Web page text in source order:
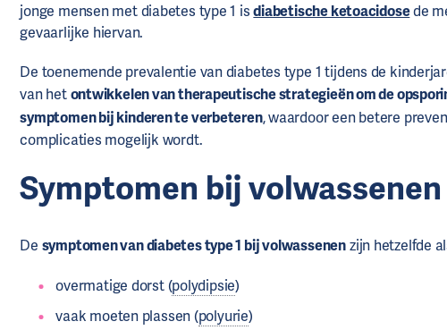
jonge mensen met diabetes type 1 isdiabetische ketoacidosede
gevaarlijke hiervan.
De toenemende prevalentie van diabetes type 1 tijdens de
van hetontwikkelen van therapeutische strategieën om de
symptomen bij kinderen te verbeteren, waardoor een betere
complicaties mogelijk wordt.
Symptomen bij volwassenen
De symptomen van diabetes type 1 bij volwassenenzijn hetzelfde
overmatige dorst (polydipsie)
vaak moeten plassen (polyurie)